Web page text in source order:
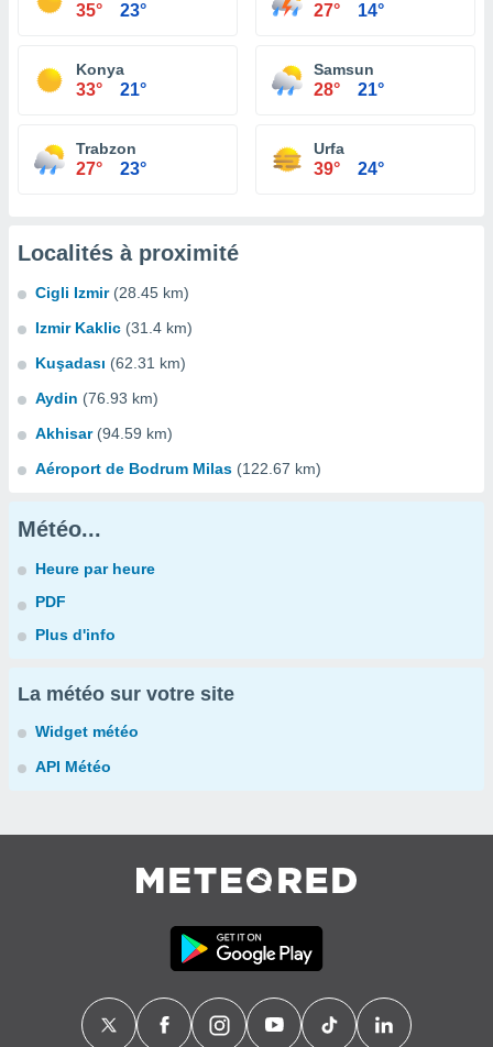
35° 23° 27° 14°
Konya
33° 21°
Samsun
28° 21°
Trabzon
27° 23°
Urfa
39° 24°
Localités à proximité
Cigli Izmir (28.45 km)
Izmir Kaklic (31.4 km)
Kuşadası (62.31 km)
Aydin (76.93 km)
Akhisar (94.59 km)
Aéroport de Bodrum Milas (122.67 km)
Météo...
Heure par heure
PDF
Plus d'info
La météo sur votre site
Widget météo
API Météo